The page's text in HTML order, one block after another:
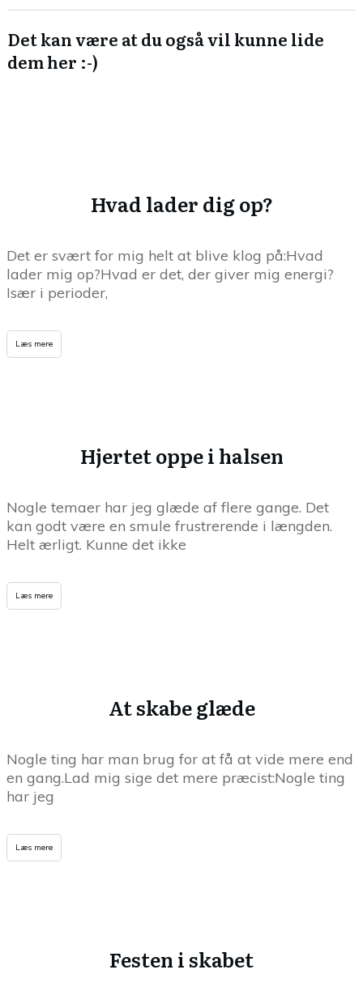
Det kan være at du også vil kunne lide
dem her :-)
Hvad lader dig op?
Det er svært for mig helt at blive klog på:Hvad
lader mig op?Hvad er det, der giver mig energi?
Især i perioder,
Læs mere
Hjertet oppe i halsen
Nogle temaer har jeg glæde af flere gange. Det
kan godt være en smule frustrerende i længden.
Helt ærligt. Kunne det ikke
Læs mere
At skabe glæde
Nogle ting har man brug for at få at vide mere end
en gang.Lad mig sige det mere præcist:Nogle ting
har jeg
Læs mere
Festen i skabet